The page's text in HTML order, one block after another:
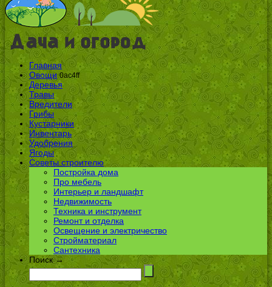
Главная
Овощи 0ac4ff
Деревья
Травы
Вредители
Грибы
Кустарники
Инвентарь
Удобрения
Ягоды
Советы строителю
Постройка дома
Про мебель
Интерьер и ландшафт
Недвижимость
Техника и инструмент
Ремонт и отделка
Освещение и электричество
Стройматериал
Сантехника
Поиск →